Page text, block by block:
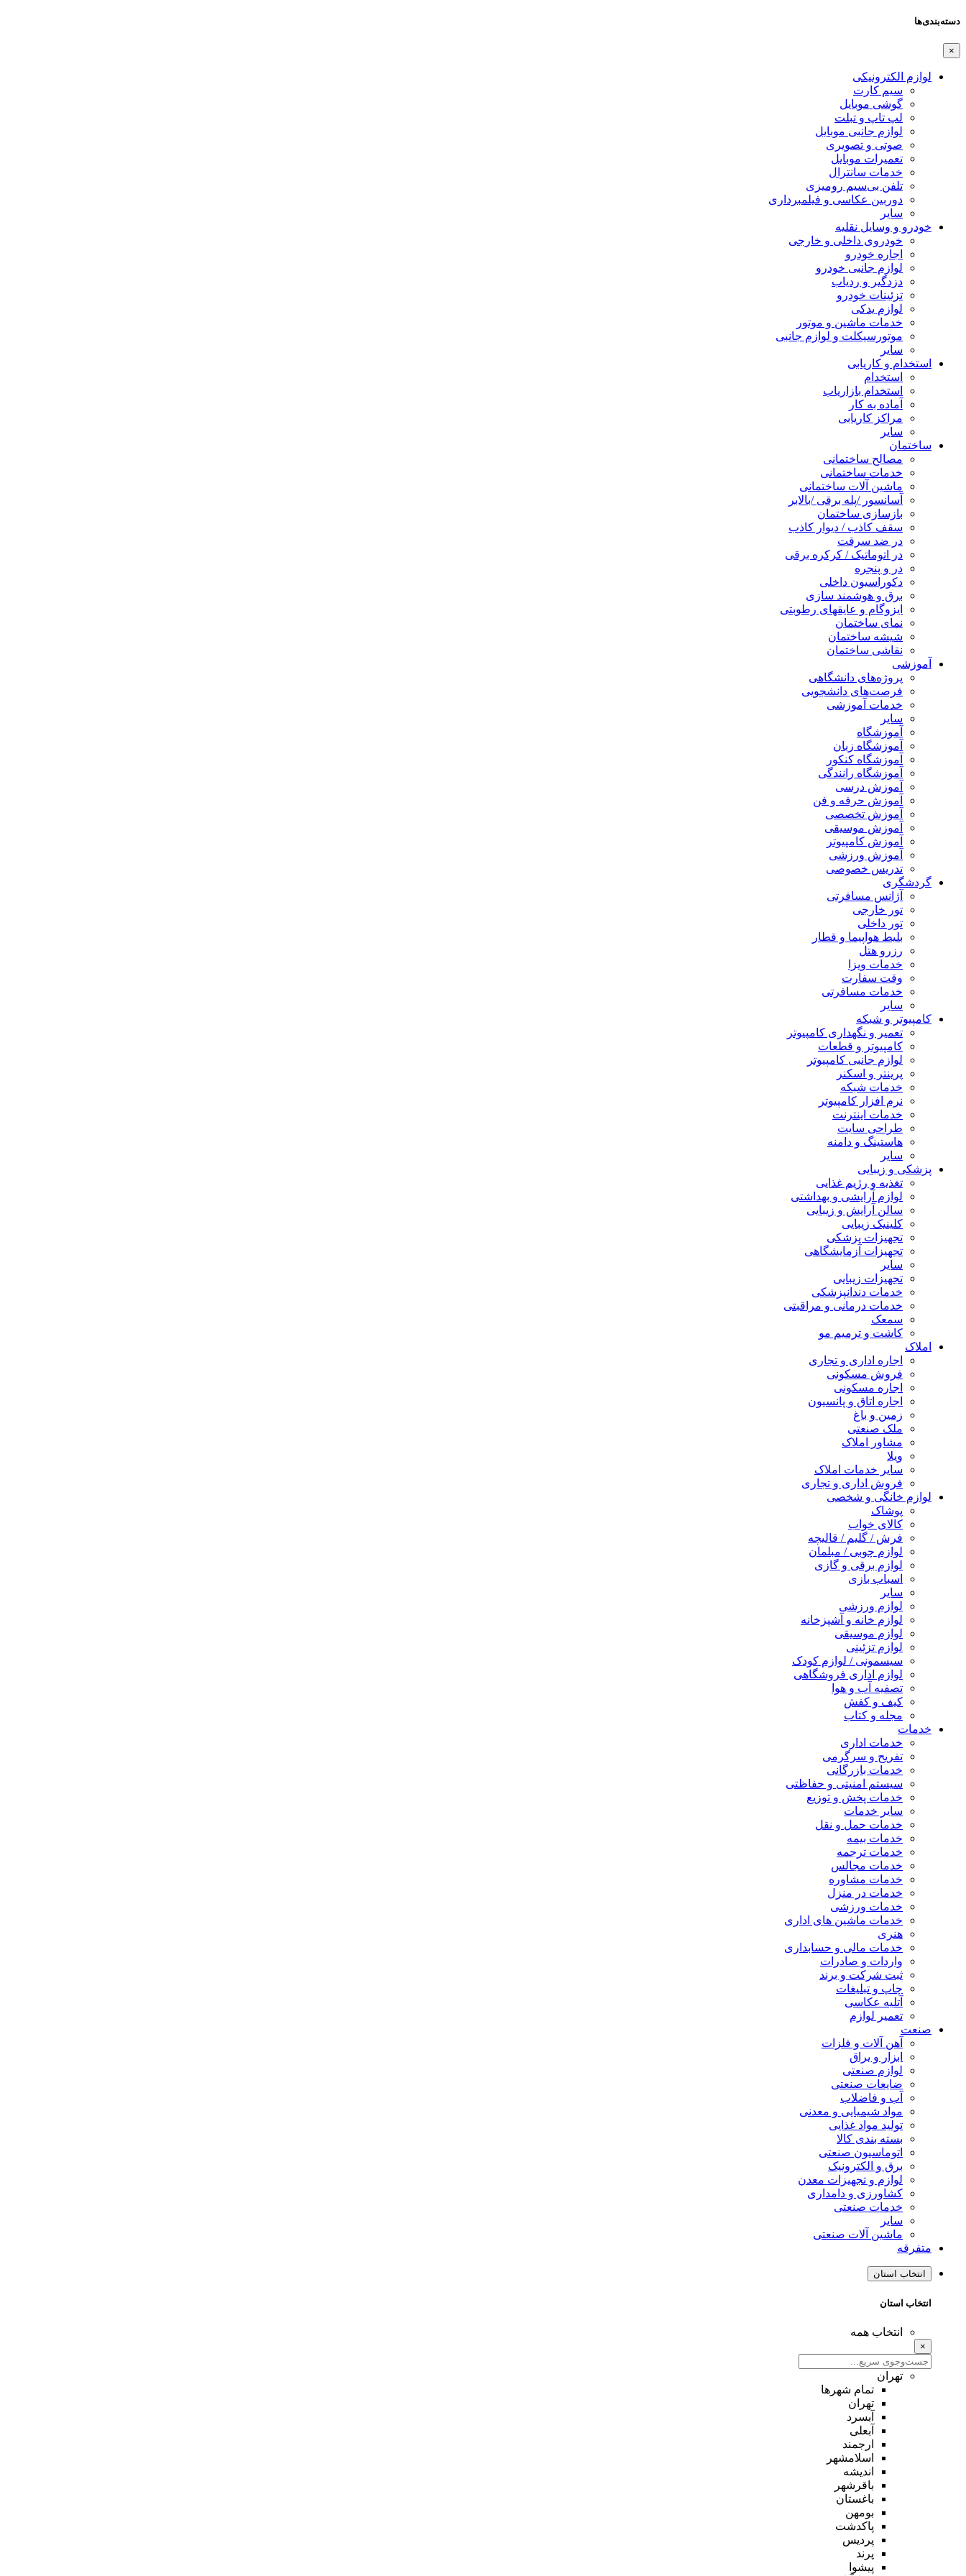
دسته‌بندی‌ها
×
لوازم الکترونیکی
سیم کارت
گوشی موبایل
لپ تاپ و تبلت
لوازم جانبی موبایل
صوتی و تصویری
تعمیرات موبایل
خدمات سانترال
تلفن بی‌سیم رومیزی
دوربین عکاسی و فیلمبرداری
سایر
خودرو و وسایل نقلیه
خودروی داخلی و خارجی
اجاره خودرو
لوازم جانبی خودرو
دزدگیر و ردیاب
تزئینات خودرو
لوازم یدکی
خدمات ماشین و موتور
موتورسیکلت و لوازم جانبی
سایر
استخدام و کاریابی
استخدام
استخدام بازاریاب
آماده به کار
مراکز کاریابی
سایر
ساختمان
مصالح ساختمانی
خدمات ساختمانی
ماشین آلات ساختمانی
آسانسور /پله برقی /بالابر
بازسازی ساختمان
سقف کاذب / دیوار کاذب
در ضد سرقت
در اتوماتیک / کرکره برقی
در و پنجره
دکوراسیون داخلی
برق و هوشمند سازی
ایزوگام و عایقهای رطوبتی
نمای ساختمان
شیشه ساختمان
نقاشی ساختمان
آموزشی
پروژه‌های دانشگاهی
فرصت‌های دانشجویی
خدمات آموزشی
سایر
آموزشگاه
آموزشگاه زبان
آموزشگاه کنکور
آموزشگاه رانندگی
آموزش درسی
آموزش حرفه و فن
آموزش تخصصی
آموزش موسیقی
آموزش کامپیوتر
آموزش ورزشی
تدریس خصوصی
گردشگری
آژانس مسافرتی
تور خارجی
تور داخلی
بلیط هواپیما و قطار
رزرو هتل
خدمات ویزا
وقت سفارت
خدمات مسافرتی
سایر
کامپیوتر و شبکه
تعمیر و نگهداری کامپیوتر
کامپیوتر و قطعات
لوازم جانبی کامپیوتر
پرینتر و اسکنر
خدمات شبکه
نرم افزار کامپیوتر
خدمات اینترنت
طراحی سایت
هاستینگ و دامنه
سایر
پزشکی و زیبایی
تغذیه و رژیم غذایی
لوازم آرایشی و بهداشتی
سالن آرایش و زیبایی
کلینیک زیبایی
تجهیزات پزشکی
تجهیزات آزمایشگاهی
سایر
تجهیزات زیبایی
خدمات دندانپزشکی
خدمات درمانی و مراقبتی
سمعک
کاشت و ترمیم مو
املاک
اجاره اداری و تجاری
فروش مسکونی
اجاره مسکونی
اجاره اتاق و پانسیون
زمین و باغ
ملک صنعتی
مشاور املاک
ویلا
سایر خدمات املاک
فروش اداری و تجاری
لوازم خانگی و شخصی
پوشاک
کالای خواب
فرش / گلیم / قالیچه
لوازم چوبی / مبلمان
لوازم برقی و گازی
اسباب بازی
سایر
لوازم ورزشی
لوازم خانه و آشپزخانه
لوازم موسیقی
لوازم تزئینی
سیسمونی / لوازم کودک
لوازم اداری فروشگاهی
تصفیه آب و هوا
کیف و کفش
مجله و کتاب
خدمات
خدمات اداری
تفریح و سرگرمی
خدمات بازرگانی
سیستم امنیتی و حفاظتی
خدمات پخش و توزیع
سایر خدمات
خدمات حمل و نقل
خدمات بیمه
خدمات ترجمه
خدمات مجالس
خدمات مشاوره
خدمات در منزل
خدمات ورزشی
خدمات ماشین های اداری
هنری
خدمات مالی و حسابداری
واردات و صادرات
ثبت شرکت و برند
چاپ و تبلیغات
آتلیه عکاسی
تعمیر لوازم
صنعت
آهن آلات و فلزات
ابزار و یراق
لوازم صنعتی
ضایعات صنعتی
آب و فاضلاب
مواد شیمیایی و معدنی
تولید مواد غذایی
بسته بندی کالا
اتوماسیون صنعتی
برق و الکترونیک
لوازم و تجهیزات معدن
کشاورزی و دامداری
خدمات صنعتی
سایر
ماشین آلات صنعتی
متفرقه
انتخاب استان
انتخاب استان
انتخاب همه
×
تهران
تمام شهر‌ها
تهران
آبسرد
آبعلی
ارجمند
اسلامشهر
اندیشه
باقرشهر
باغستان
بومهن
پاکدشت
پردیس
پرند
پیشوا